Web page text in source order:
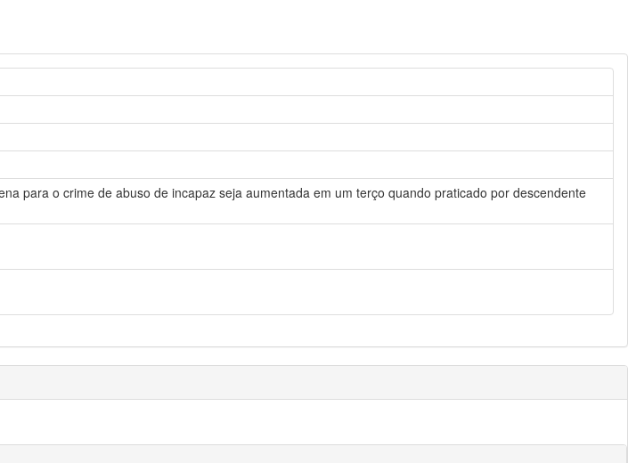
para o crime de abuso de incapaz seja aumentada em um terço quando praticado por descendente